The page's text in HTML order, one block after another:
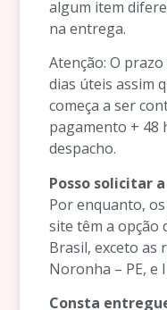
algum item
na entrega.
Atenção: O
dias úteis assim
começa a ser
pagamento + 48
despacho.
Posso solicitar
Por enquanto,
site têm a opção
Brasil, exceto as
Noronha – PE, e
Consta